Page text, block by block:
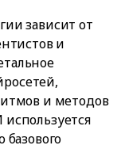
зависит от
и
и методов